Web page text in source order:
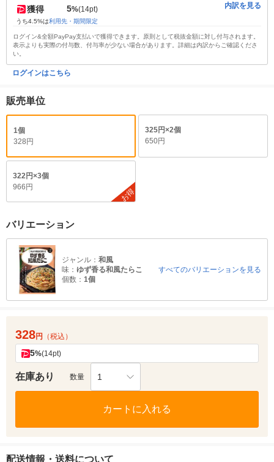
獲得 5%(14pt)
うち4.5%は利用先・期間限定
内訳を見る
ログイン&全額PayPay支払いで獲得できます。原則として税抜金額に対し付与されます。
表示よりも実際の付与数、付与率が少ない場合があります。詳細は内訳からご確認くださ
い。
ログインはこちら
販売単位
1個
328円
325円×2個
650円
322円×3個
966円
お得
バリエーション
ジャンル： 和風
味： ゆず香る和風たらこ
個数： 1個
すべてのバリエーションを見る
328円 （税込）
5%(14pt)
在庫あり 数量 1
カートに入れる
配送情報・送料について